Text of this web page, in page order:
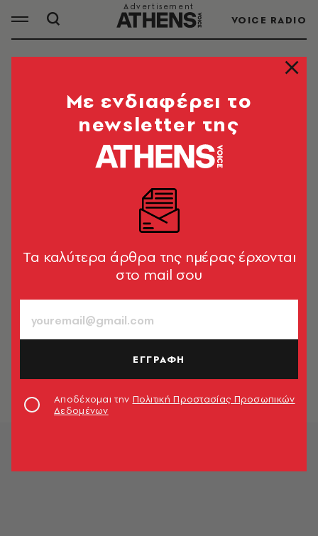
VOICE RADIO
EDITO
ΟΛΑ ΤΑ ΑΡΘΡΑ ΤΟΥ TAG
ΠΟΛΙΤΙΚΗ & ΟΙΚΟΝΟΜΙΑ
Edito 449
Φώτης Γεωργελές
Mε ενδιαφέρει το
newsletter της
Tα καλύτερα άρθρα της ημέρας έρχονται
στο mail σου
ΕΓΓΡΑΦΗ
Αποδέχομαι την Πολιτική Προστασίας Προσωπικών
Δεδομένων